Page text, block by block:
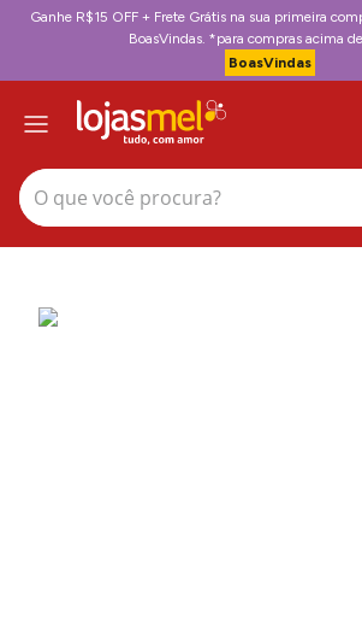
Ganhe R$15 OFF + Frete Grátis na sua primeira
BoasVindas. *para compras acima
BoasVindas
O que você procura?